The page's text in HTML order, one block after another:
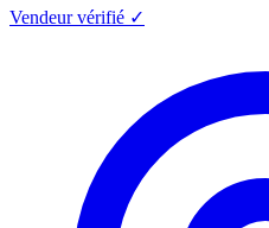
Vendeur vérifié ✓